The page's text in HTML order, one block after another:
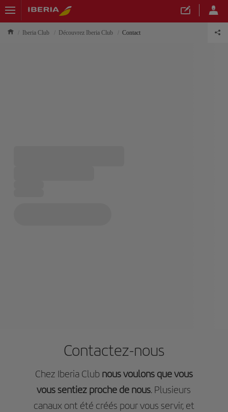
Iberia Club Découvrez Iberia Club Contact
Contactez-nous
Chez Iberia Club nous voulons que vous
vous sentiez proche de nous. Plusieurs
canaux ont été créés pour vous servir, et